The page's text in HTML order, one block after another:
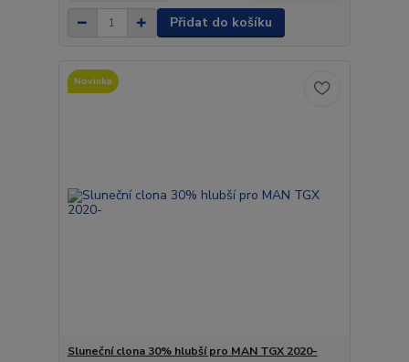
Přidat do košíku
Novinka
Sluneční clona 30% hlubší pro MAN TGX 2020-